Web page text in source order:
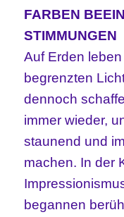
FARBEN
STIMMUNGEN
Auf Erden
begrenzten
dennoch
immer wieder,
staunend und
machen. In der
begannen